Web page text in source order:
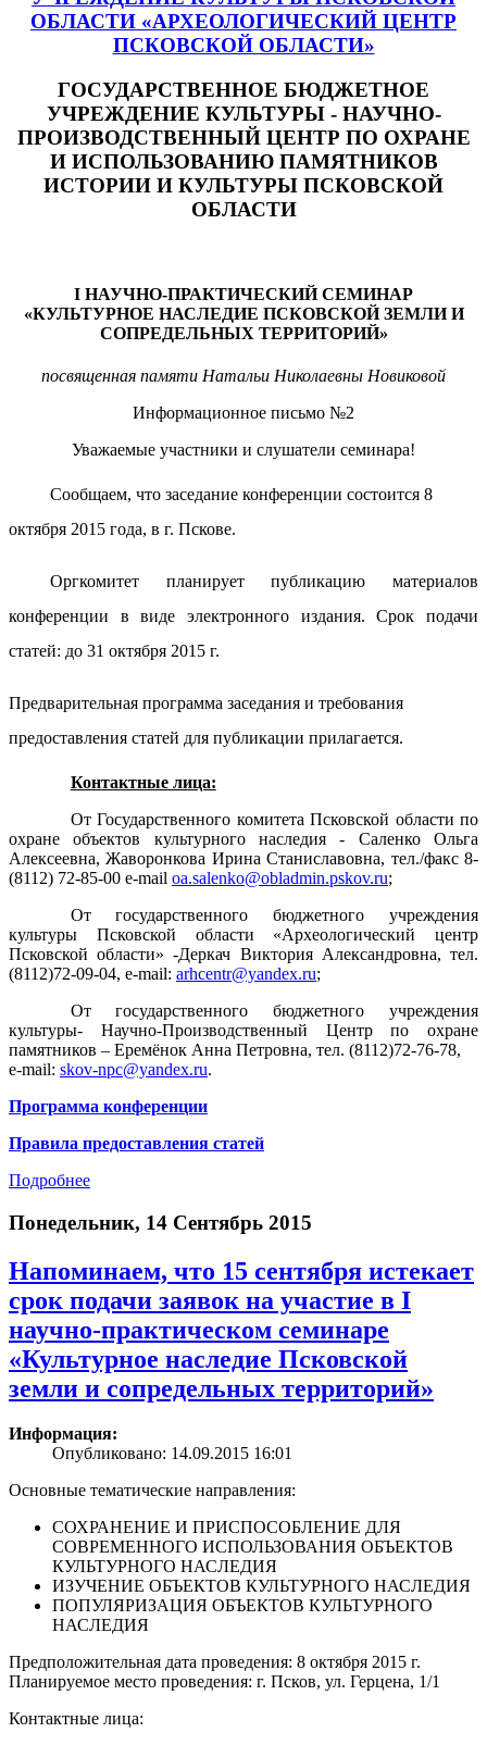
ОБЛАСТИ «АРХЕОЛОГИЧЕСКИЙ ЦЕНТР
ПСКОВСКОЙ ОБЛАСТИ»
ГОСУДАРСТВЕННОЕ БЮДЖЕТНОЕ
УЧРЕЖДЕНИЕ КУЛЬТУРЫ - НАУЧНО-
ПРОИЗВОДСТВЕННЫЙ ЦЕНТР ПО ОХРАНЕ
И ИСПОЛЬЗОВАНИЮ ПАМЯТНИКОВ
ИСТОРИИ И КУЛЬТУРЫ ПСКОВСКОЙ
ОБЛАСТИ
I НАУЧНО-ПРАКТИЧЕСКИЙ СЕМИНАР
«КУЛЬТУРНОЕ НАСЛЕДИЕ ПСКОВСКОЙ ЗЕМЛИ И
СОПРЕДЕЛЬНЫХ ТЕРРИТОРИЙ»
посвященная памяти Натальи Николаевны Новиковой
Информационное письмо №2
Уважаемые участники и слушатели семинара!
Сообщаем, что заседание конференции состоится 8
октября 2015 года, в г. Пскове.
Оргкомитет планирует публикацию материалов
конференции в виде электронного издания. Срок подачи
статей: до 31 октября 2015 г.
Предварительная программа заседания и требования
предоставления статей для публикации прилагается.
Контактные лица:
От Государственного комитета Псковской области по
охране объектов культурного наследия - Саленко Ольга
Алексеевна, Жаворонкова Ирина Станиславовна, тел./факс 8-
(8112) 72-85-00 e-mail oa.salenko@obladmin.pskov.ru;
От государственного бюджетного учреждения
культуры Псковской области «Археологический центр
Псковской области» -Деркач Виктория Александровна, тел.
(8112)72-09-04, e-mail: arhcentr@yandex.ru;
От государственного бюджетного учреждения
культуры- Научно-Производственный Центр по охране
памятников – Еремёнок Анна Петровна, тел. (8112)72-76-78,
e-mail: skov-npc@yandex.ru.
Программа конференции
Правила предоставления статей
Подробнее
Понедельник, 14 Сентябрь 2015
Напоминаем, что 15 сентября истекает
срок подачи заявок на участие в I
научно-практическом семинаре
«Культурное наследие Псковской
земли и сопредельных территорий»
Информация:
Опубликовано: 14.09.2015 16:01
Основные тематические направления:
СОХРАНЕНИЕ И ПРИСПОСОБЛЕНИЕ ДЛЯ
СОВРЕМЕННОГО ИСПОЛЬЗОВАНИЯ ОБЪЕКТОВ
КУЛЬТУРНОГО НАСЛЕДИЯ
ИЗУЧЕНИЕ ОБЪЕКТОВ КУЛЬТУРНОГО НАСЛЕДИЯ
ПОПУЛЯРИЗАЦИЯ ОБЪЕКТОВ КУЛЬТУРНОГО
НАСЛЕДИЯ
Предположительная дата проведения: 8 октября 2015 г.
Планируемое место проведения: г. Псков, ул. Герцена, 1/1
Контактные лица: